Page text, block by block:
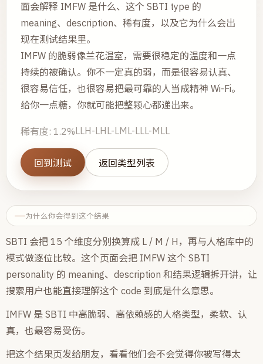
面会解释 IMFW 是什么、这个 SBTI type 的
meaning、description、稀有度，以及它为什么会出
现在测试结果里。
IMFW 的脆弱像兰花温室，需要很稳定的温度和一点
持续的被确认。你不一定真的弱，而是很容易认真、
很容易信任，也很容易把最可靠的人当成精神 Wi-Fi。
给你一点糖，你就可能把整颗心都递出来。
稀有度: 1.2%LLH-LHL-LML-LLL-MLL
回到测试 返回类型列表
为什么你会得到这个结果
SBTI 会把 15 个维度分别换算成 L / M / H，再与人格库中的
模式做逐位比较。这个页面会把 IMFW 这个 SBTI
personality 的 meaning、description 和结果逻辑拆开讲，让
搜索用户也能直接理解这个 code 到底是什么意思。
IMFW 是 SBTI 中高脆弱、高依赖感的人格类型，柔软、认
真，也最容易受伤。
把这个结果页发给朋友，看看他们会不会觉得你被写得太